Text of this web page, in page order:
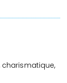
charismatique,